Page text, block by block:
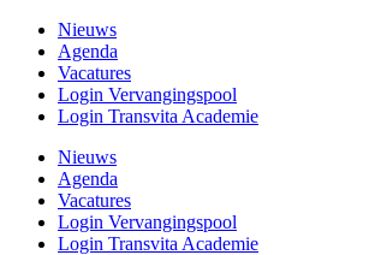
naar
inhoud
Nieuws
Agenda
Vacatures
Login Vervangingspool
Login Transvita Academie
Nieuws
Agenda
Vacatures
Login Vervangingspool
Login Transvita Academie